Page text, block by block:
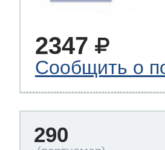
2347
Сообщить о
290